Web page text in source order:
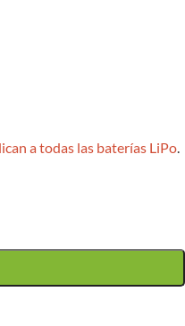
a todas las baterías LiPo.